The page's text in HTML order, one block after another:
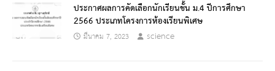
ประกาศผลการคัดเลือกนักเรียนชั้น ม.4 ปีการศึกษา
2566 ประเภทโครงการห้องเรียนพิเศษ
มีนาคม 7, 2023 science